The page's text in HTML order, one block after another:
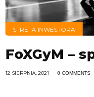
STREFA INWESTORA
FoXGyM –
12 SIERPNIA, 2021 0 COMMENTS